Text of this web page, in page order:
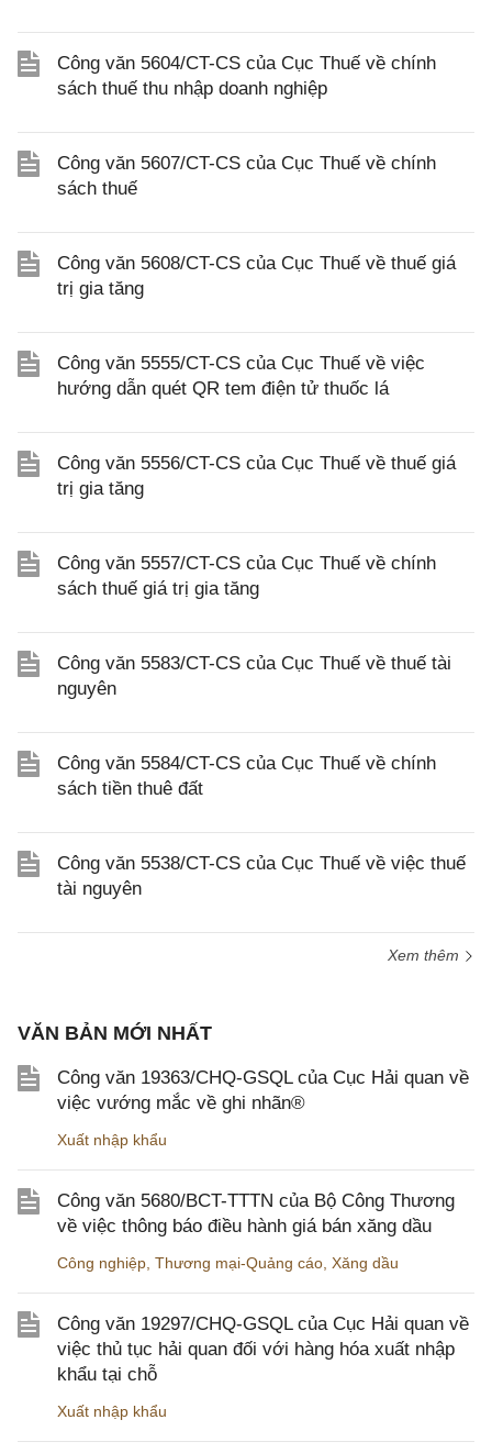
Công văn 5604/CT-CS của Cục Thuế về chính
sách thuế thu nhập doanh nghiệp
Công văn 5607/CT-CS của Cục Thuế về chính
sách thuế
Công văn 5608/CT-CS của Cục Thuế về thuế giá
trị gia tăng
Công văn 5555/CT-CS của Cục Thuế về việc
hướng dẫn quét QR tem điện tử thuốc lá
Công văn 5556/CT-CS của Cục Thuế về thuế giá
trị gia tăng
Công văn 5557/CT-CS của Cục Thuế về chính
sách thuế giá trị gia tăng
Công văn 5583/CT-CS của Cục Thuế về thuế tài
nguyên
Công văn 5584/CT-CS của Cục Thuế về chính
sách tiền thuê đất
Công văn 5538/CT-CS của Cục Thuế về việc thuế
tài nguyên
Xem thêm
VĂN BẢN MỚI NHẤT
Công văn 19363/CHQ-GSQL của Cục Hải quan về
việc vướng mắc về ghi nhãn®
Xuất nhập khẩu
Công văn 5680/BCT-TTTN của Bộ Công Thương
về việc thông báo điều hành giá bán xăng dầu
Công nghiệp Thương mại-Quảng cáo Xăng dầu
Công văn 19297/CHQ-GSQL của Cục Hải quan về
việc thủ tục hải quan đối với hàng hóa xuất nhập
khẩu tại chỗ
Xuất nhập khẩu